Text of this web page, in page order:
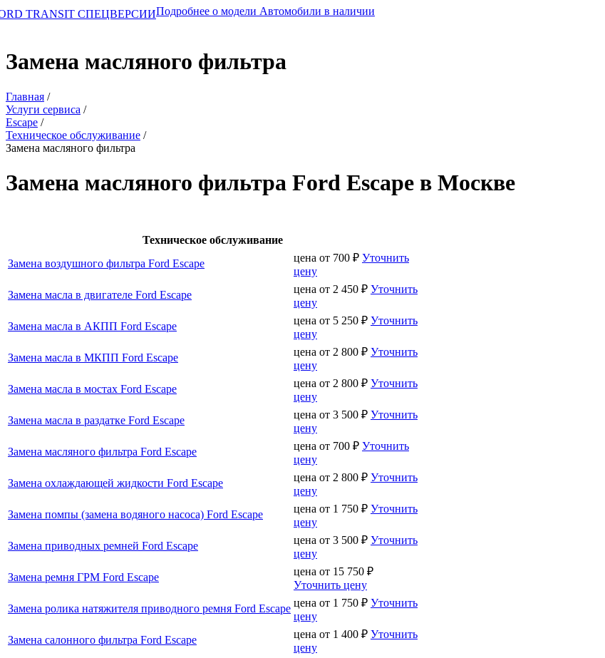
TRANSIT СПЕЦВЕРСИИПодробнее о модели Автомобили в наличии
Замена масляного фильтра
Главная /
Услуги сервиса /
Escape /
Техническое обслуживание /
Замена масляного фильтра
Замена масляного фильтра Ford Escape в Москве
Техническое обслуживание
Замена воздушного фильтра Ford Escape
цена от 700 ₽ Уточнить
цену
Замена масла в двигателе Ford Escape
цена от 2 450 ₽ Уточнить
цену
Замена масла в АКПП Ford Escape
цена от 5 250 ₽ Уточнить
цену
Замена масла в МКПП Ford Escape
цена от 2 800 ₽ Уточнить
цену
Замена масла в мостах Ford Escape
цена от 2 800 ₽ Уточнить
цену
Замена масла в раздатке Ford Escape
цена от 3 500 ₽ Уточнить
цену
Замена масляного фильтра Ford Escape
цена от 700 ₽ Уточнить
цену
Замена охлаждающей жидкости Ford Escape
цена от 2 800 ₽ Уточнить
цену
Замена помпы (замена водяного насоса) Ford Escape
цена от 1 750 ₽ Уточнить
цену
Замена приводных ремней Ford Escape
цена от 3 500 ₽ Уточнить
цену
Замена ремня ГРМ Ford Escape
цена от 15 750 ₽
Уточнить цену
Замена ролика натяжителя приводного ремня Ford Escape цена от 1 750 ₽ Уточнить
цену
Замена салонного фильтра Ford Escape
цена от 1 400 ₽ Уточнить
цену